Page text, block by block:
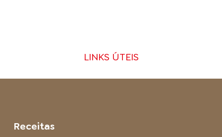
LINKS ÚTEIS
Receitas